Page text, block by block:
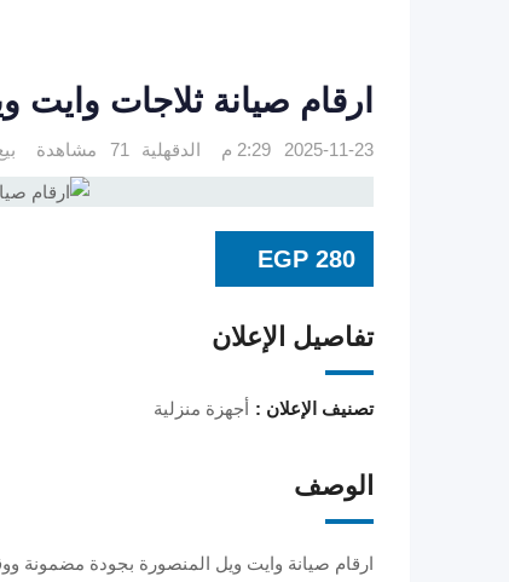
ارقام صيانة ثلاجات وايت ويل
2025-11-23 2:29 م الدقهلية 71 مشاهدة
EGP 280
تفاصيل الإعلان
تصنيف الإعلان : أجهزة منزلية
الوصف
ارقام صيانة وايت ويل المنصورة بجودة مضمونة